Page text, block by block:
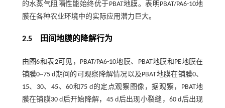
的水蒸气阻隔性能始终优于PBAT地膜。表明PBAT/PA6-10地
膜在各种农业环境中的实际应用潜力巨大。
2.5 田间地膜的降解行为
由 图6和表2可见，PBAT/PA6-10地膜、PBAT地膜和PE地膜在
铺膜0~75 d期间的可观察降解情况以及PBAT地膜在铺膜0、
15、30、45、60和75 d的定点观察图像，据观察，PBAT地
膜在铺膜30 d后开始降解，45 d后出现小裂缝，60 d后出现